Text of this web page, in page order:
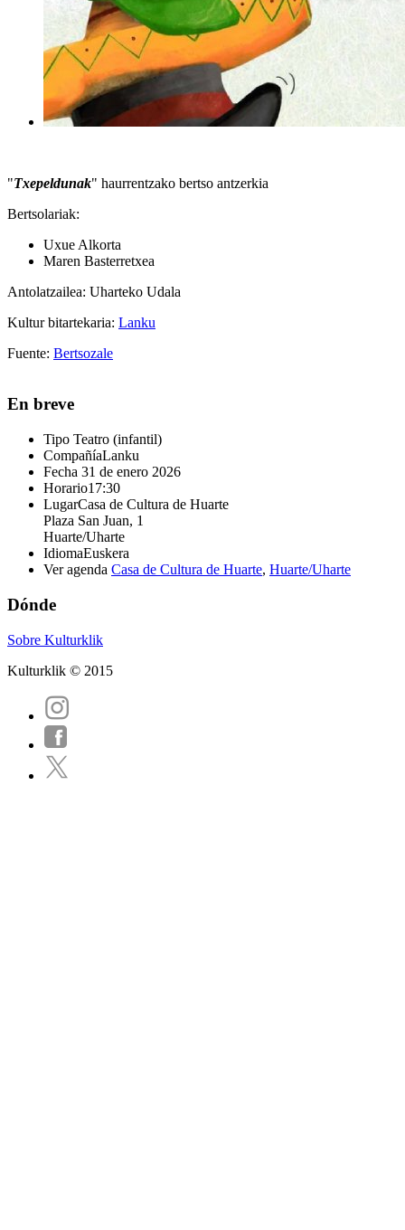
"Txepeldunak" haurrentzako bertso antzerkia
Bertsolariak:
Uxue Alkorta
Maren Basterretxea
Antolatzailea: Uharteko Udala
Kultur bitartekaria: Lanku
Fuente: Bertsozale
En breve
Tipo Teatro (infantil)
CompañíaLanku
Fecha 31 de enero 2026
Horario17:30
LugarCasa de Cultura de Huarte
Plaza San Juan, 1
Huarte/Uharte
IdiomaEuskera
Ver agenda Casa de Cultura de Huarte, Huarte/Uharte
Dónde
Sobre Kulturklik
Kulturklik © 2015